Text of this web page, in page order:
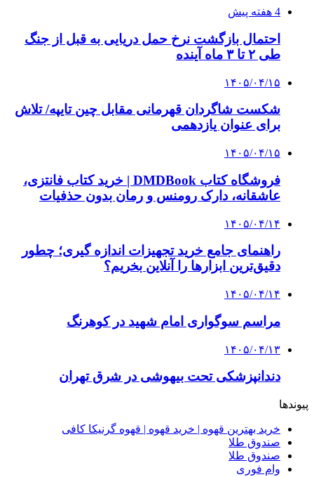
صندوق طلا
بازار و کسب و کار
خرید ابزار آلات دستی و صنعتی زیر قیمت بازار؛
چطور ابزار اصل را با بهترین قیمت تهیه کنیم؟
چرا انتخاب تامین‌کننده تجهیزات جوشکاری، کیفیت
پروژه را تعیین می‌کند؟
از کجا تجهیزات ترافیکی باکیفیت بخریم؟ راهنمای
انتخاب بهترین فروشنده
راه اندازی مرغداری؛ محاسبه هزینه، درآمد و سود با
طرح توجیهی
۱۴۰۵/۰۴/۱۵
فروشگاه کتاب DMDBook | خرید کتاب فانتزی،
عاشقانه، دارک رومنس و رمان بدون حذفیات
۱۴۰۵/۰۴/۱۴
راهنمای جامع خرید تجهیزات اندازه گیری؛ چطور
دقیق‌ترین ابزارها را آنلاین بخریم؟